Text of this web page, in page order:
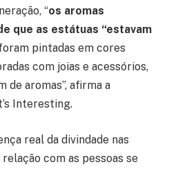
“os aromas
que as estátuas “estavam
pintadas em cores
com joias e acessórios,
de aromas”, afirma a
Interesting.
real da divindade nas
com as pessoas se